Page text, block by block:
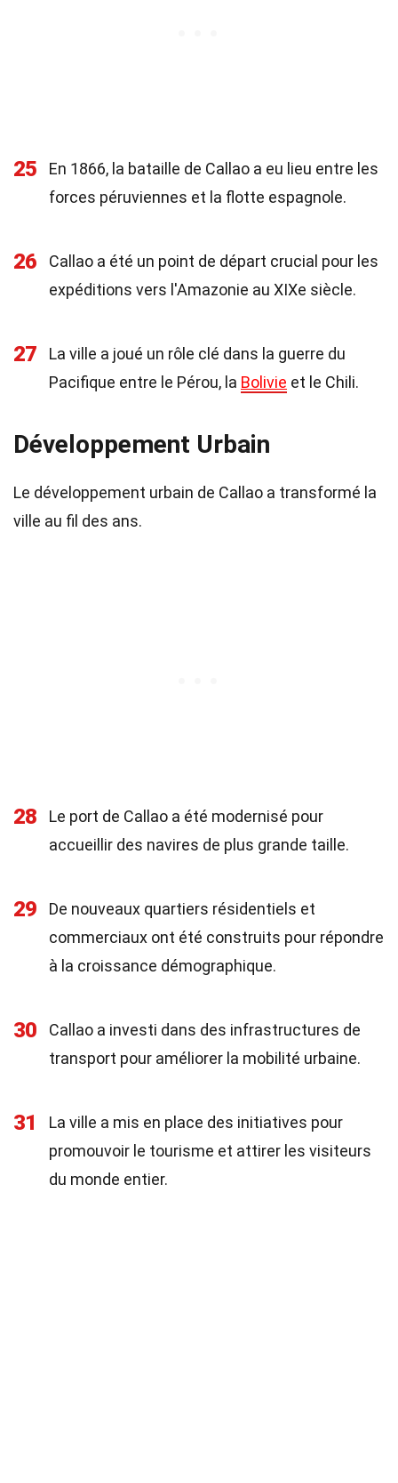
25
En 1866, la bataille de Callao a eu lieu entre les
forces péruviennes et la flotte espagnole.
26
Callao a été un point de départ crucial pour les
expéditions vers l'Amazonie au XIXe siècle.
27
La ville a joué un rôle clé dans la guerre du
Pacifique entre le Pérou, la Bolivie et le Chili.
Développement Urbain
Le développement urbain de Callao a transformé la
ville au fil des ans.
28
Le port de Callao a été modernisé pour
accueillir des navires de plus grande taille.
29
De nouveaux quartiers résidentiels et
commerciaux ont été construits pour répondre
à la croissance démographique.
30
Callao a investi dans des infrastructures de
transport pour améliorer la mobilité urbaine.
31
La ville a mis en place des initiatives pour
promouvoir le tourisme et attirer les visiteurs
du monde entier.